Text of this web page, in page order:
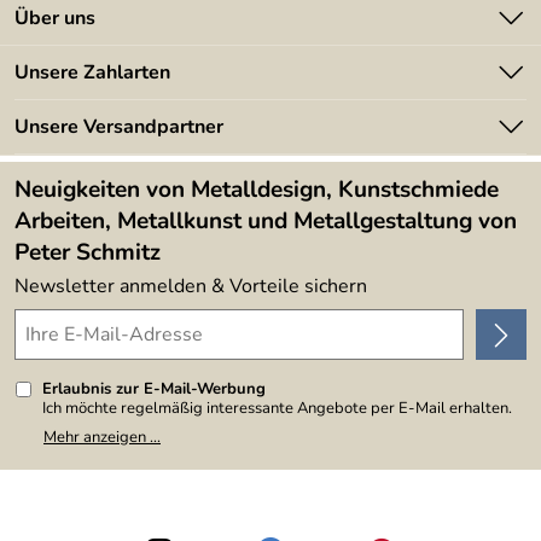
Kontakt
Kundeninformationen
Newsletter
Lieferbedingungen
Über uns
Angebote
Kundenbewertungen (394)
4,9/5
Unsere Zahlarten
Unsere Versandpartner
Neuigkeiten von Metalldesign, Kunstschmiede
Arbeiten, Metallkunst und Metallgestaltung von
Peter Schmitz
Newsletter anmelden & Vorteile sichern
Erlaubnis zur E-Mail-Werbung
Ich möchte regelmäßig interessante Angebote per E-Mail erhalten.
Meine E-Mail-Adresse wird nicht an andere Unternehmen
weitergegeben. Zu statistischen Zwecken wird in anonymer Form
den Link "Abmelden" am Ende des Newsletters anklicke. Die
Mehr anzeigen ...